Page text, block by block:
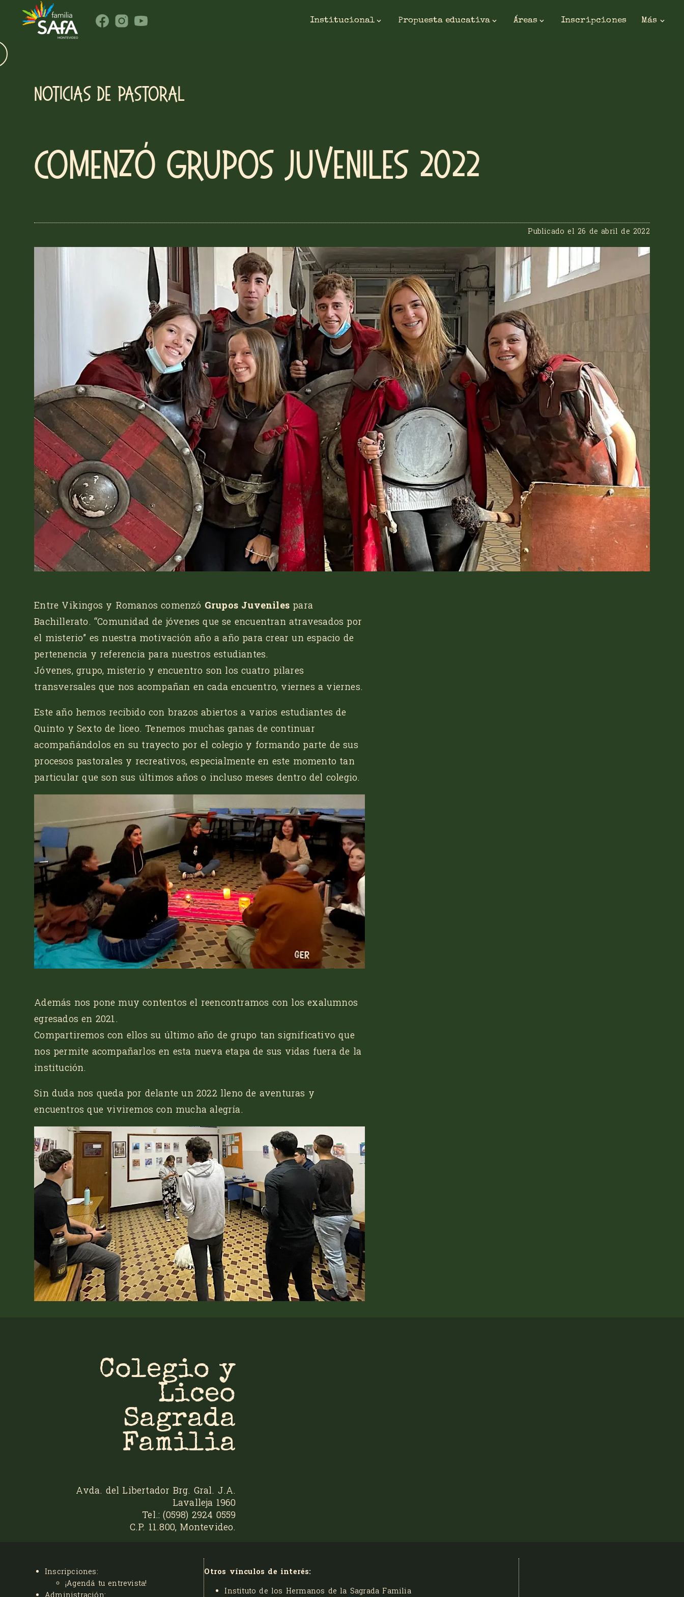
Institucional Propuesta educativa Áreas Inscripciones Más
NOTICIAS DE PASTORAL
Comenzó Grupos Juveniles 2022
Publicado el 26 de abril de 2022
Entre Vikingos y Romanos comenzó Grupos Juveniles para
Bachillerato.“Comunidad de jóvenes que se encuentran atravesados por
el misterio” es nuestra motivación año a año para crear un espacio de
pertenencia y referencia para nuestros estudiantes.
Jóvenes, grupo, misterio y encuentro son los cuatro pilares
transversales que nos acompañan en cada encuentro, viernes a viernes.
Este año hemos recibido con brazos abiertos a varios estudiantes de
Quinto y Sexto de liceo. Tenemos muchas ganas de continuar
acompañándolos en su trayecto por el colegio y formando parte de sus
procesos pastorales y recreativos, especialmente en este momento tan
particular que son sus últimos años o incluso meses dentro del colegio.
Además nos pone muy contentos el reencontramos con los exalumnos
egresados en 2021.
Compartiremos con ellos su último año de grupo tan significativo que
nos permite acompañarlos en esta nueva etapa de sus vidas fuera de la
institución.
Sin duda nos queda por delante un 2022 lleno de aventuras y
encuentros que viviremos con mucha alegría.
Colegio y
Liceo
Sagrada
Familia
Avda. del Libertador Brg. Gral. J.A.
Lavalleja 1960
Tel.: (0598) 2924 0559
C.P. 11.800, Montevideo.
Inscripciones:
¡Agendá tu entrevista!
Administración:
Otros vínculos de interés:
Instituto de los Hermanos de la Sagrada Familia